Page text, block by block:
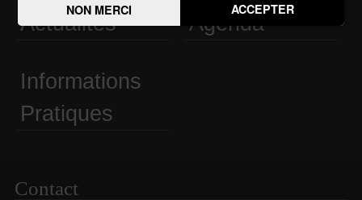
NON MERCI ACCEPTER
Actualités Agenda
Informations
Pratiques
Contact